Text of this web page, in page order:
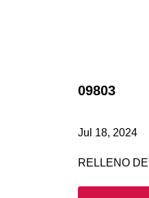
09803
Jul 18, 2024
RELLENO